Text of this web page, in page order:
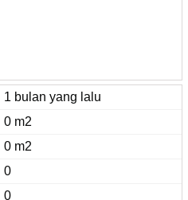
1 bulan yang lalu
0 m2
0 m2
0
0